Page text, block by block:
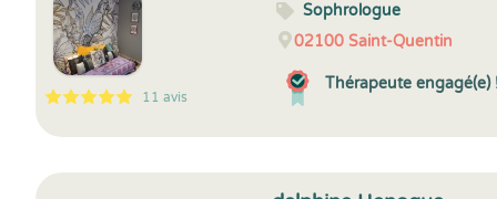
5
1
5
11 11 avis
Sophrologue
02100 Saint-Quentin
Thérapeute engagé(e)